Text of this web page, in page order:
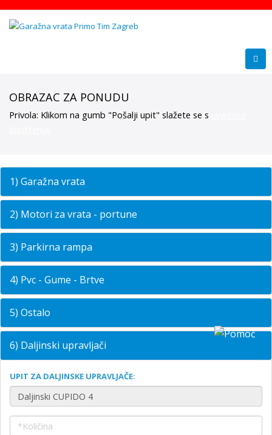
OBRAZAC ZA PONUDU
Privola: Klikom na gumb "Pošalji upit" slažete se s
1) Garažna vrata
2) Motori za vrata - portune
3) Parkirna rampa
4) Pvc - Gume - Brtve
5) Ostalo
6) Daljinski upravljači
UPIT ZA DALJINSKE UPRAVLJAČE: